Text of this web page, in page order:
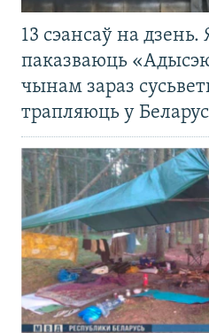
13 сэансаў на
паказваюць
чынам зараз
трапляюць у